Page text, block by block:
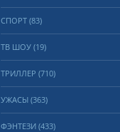
СПОРТ (83)
ТВ ШОУ (19)
ТРИЛЛЕР (710)
УЖАСЫ (363)
ФЭНТЕЗИ (433)